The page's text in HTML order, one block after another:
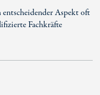
Aspekt oft
Fachkräfte